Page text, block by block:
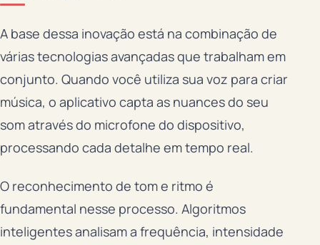
A base dessa inovação está na combinação de
várias tecnologias avançadas que trabalham em
conjunto. Quando você utiliza sua voz para criar
música, o aplicativo capta as nuances do seu
som através do microfone do dispositivo,
processando cada detalhe em tempo real.
O reconhecimento de tom e ritmo é
fundamental nesse processo. Algoritmos
inteligentes analisam a frequência, intensidade